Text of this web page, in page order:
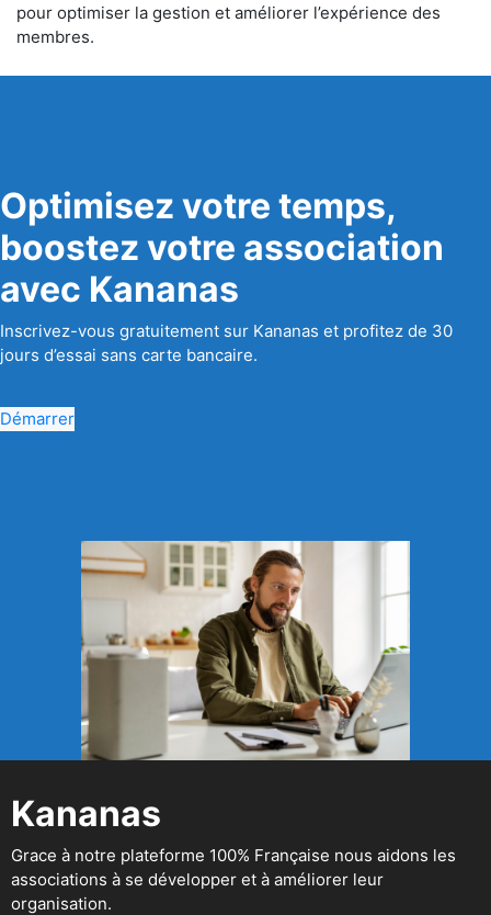
pour optimiser la gestion et améliorer l’expérience des
membres.
Optimisez votre temps,
boostez votre association
avec Kananas
Inscrivez-vous gratuitement sur Kananas et profitez de 30
jours d’essai sans carte bancaire.
Démarrer
Kananas
Grace à notre plateforme 100% Française nous aidons les
associations à se développer et à améliorer leur
organisation.